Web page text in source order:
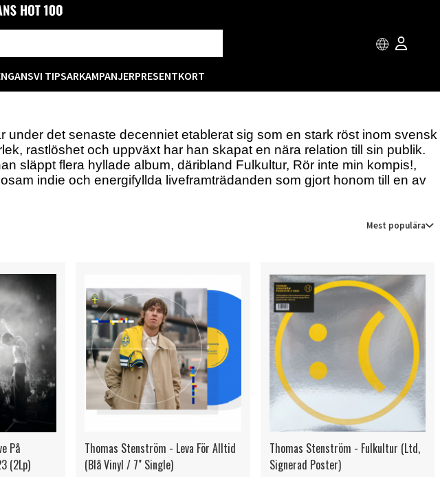
VI TIPSARKAMPANJERPRESENTKORT
det senaste decenniet etablerat sig som en stark röst inom svensk
rastlöshet och uppväxt har han skapat en nära relation till sin publik.
släppt flera hyllade album, däribland Fulkultur, Rör inte min kompis!,
indie och energifyllda liveframträdanden som gjort honom till en av
Mest populära
På
(2Lp)
Thomas Stenström - Leva För Alltid
(Blå Vinyl / 7" Single)
Thomas Stenström - Fulkultur (Ltd,
Signerad Poster)